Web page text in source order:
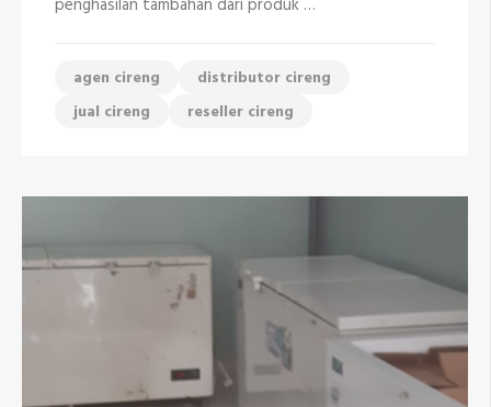
penghasilan tambahan dari produk …
agen cireng
distributor cireng
jual cireng
reseller cireng